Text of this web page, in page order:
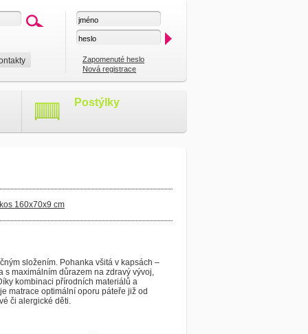
Zapomenuté heslo
Nová registrace
Postýlky
160x70x9 cm
složením. Pohanka všitá v kapsách –
s maximálním důrazem na zdravý vývoj,
kombinaci přírodních materiálů a
matrace optimální oporu páteře již od
či alergické děti.